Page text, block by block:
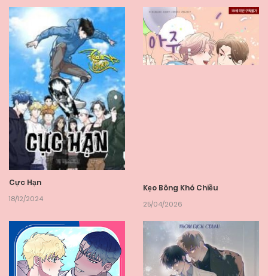
Cực Hạn
18/12/2024
Kẹo Bông Khó Chiều
25/04/2026